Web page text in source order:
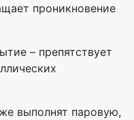
проникновение
– препятствует
выполнят паровую,